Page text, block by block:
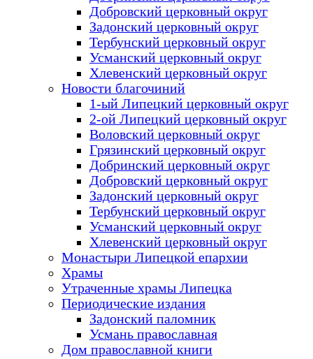
Добровский церковный округ
Задонский церковный округ
Тербунский церковный округ
Усманский церковный округ
Хлевенский церковный округ
Новости благочиний
1-ый Липецкий церковный округ
2-ой Липецкий церковный округ
Воловский церковный округ
Грязинский церковный округ
Добринский церковный округ
Добровский церковный округ
Задонский церковный округ
Тербунский церковный округ
Усманский церковный округ
Хлевенский церковный округ
Монастыри Липецкой епархии
Храмы
Утраченные храмы Липецка
Периодические издания
Задонский паломник
Усмань православная
Дом православной книги